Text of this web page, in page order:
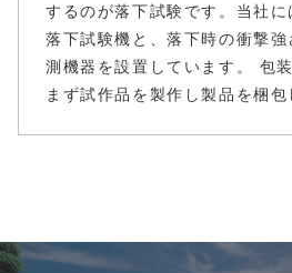
するのが落下試験です。当社に
落下試験機と、落下時の衝撃
測機器を設置しています。 包
まず試作品を製作し製品を梱